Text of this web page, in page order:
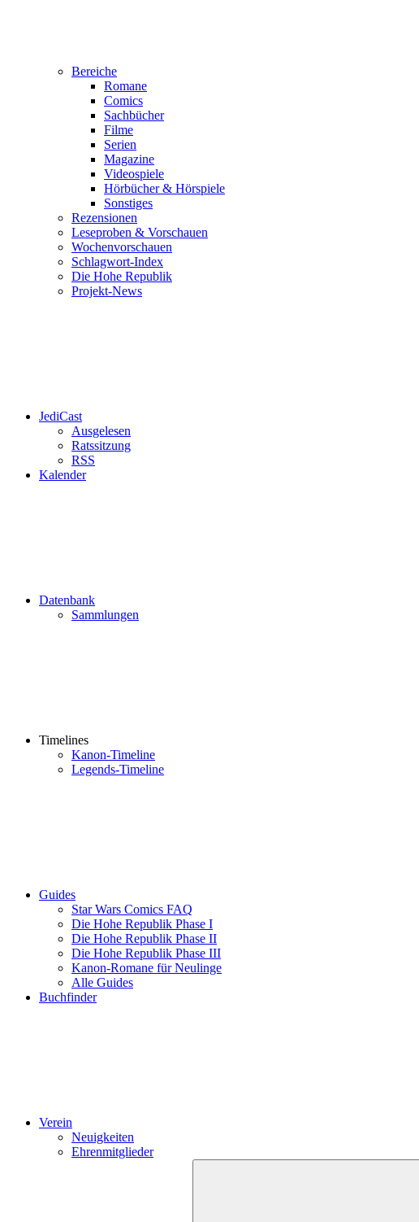
Bereiche
Romane
Comics
Sachbücher
Filme
Serien
Magazine
Videospiele
Hörbücher & Hörspiele
Sonstiges
Rezensionen
Leseproben & Vorschauen
Wochenvorschauen
Schlagwort-Index
Die Hohe Republik
Projekt-News
JediCast
Ausgelesen
Ratssitzung
RSS
Kalender
Datenbank
Sammlungen
Timelines
Kanon-Timeline
Legends-Timeline
Guides
Star Wars Comics FAQ
Die Hohe Republik Phase I
Die Hohe Republik Phase II
Die Hohe Republik Phase III
Kanon-Romane für Neulinge
Alle Guides
Buchfinder
Verein
Neuigkeiten
Ehrenmitglieder